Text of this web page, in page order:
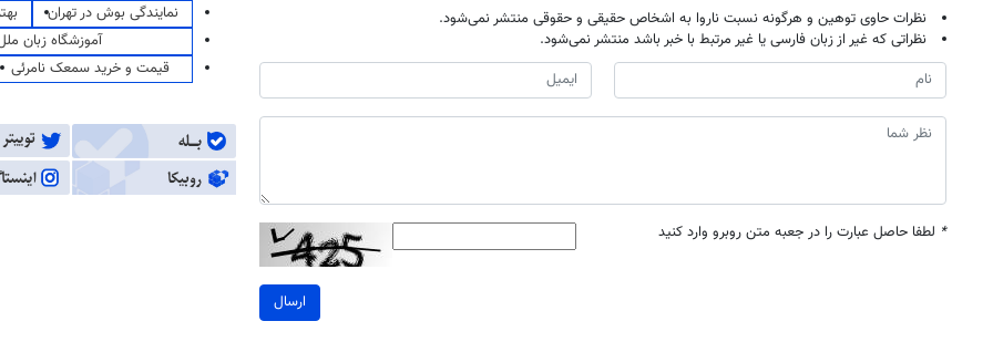
نظرات حاوی توهین و هرگونه نسبت ناروا به اشخاص حقیقی و حقوقی منتشر نمی‌شود.
نظراتی که غیر از زبان فارسی یا غیر مرتبط با خبر باشد منتشر نمی‌شود.
* لطفا حاصل عبارت را در جعبه متن روبرو وارد کنید
ارسال
نمایندگی بوش در تهران
آموزشگاه زبان
قیمت و خرید سمعک نامرئی